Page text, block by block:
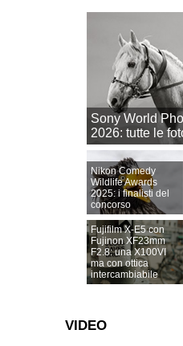
Sony World
2026: tutte le
Nikon Comedy
Wildlife Awards
2025: i finalisti del
concorso
Fujifilm X-E5 con
Fujinon XF23mm
F2.8: una X100VI
ma con ottica
intercambiabile
VIDEO